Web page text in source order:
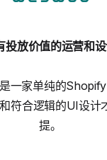
投放价值的运营和
一家单纯的
符合逻辑的UI设计
提。